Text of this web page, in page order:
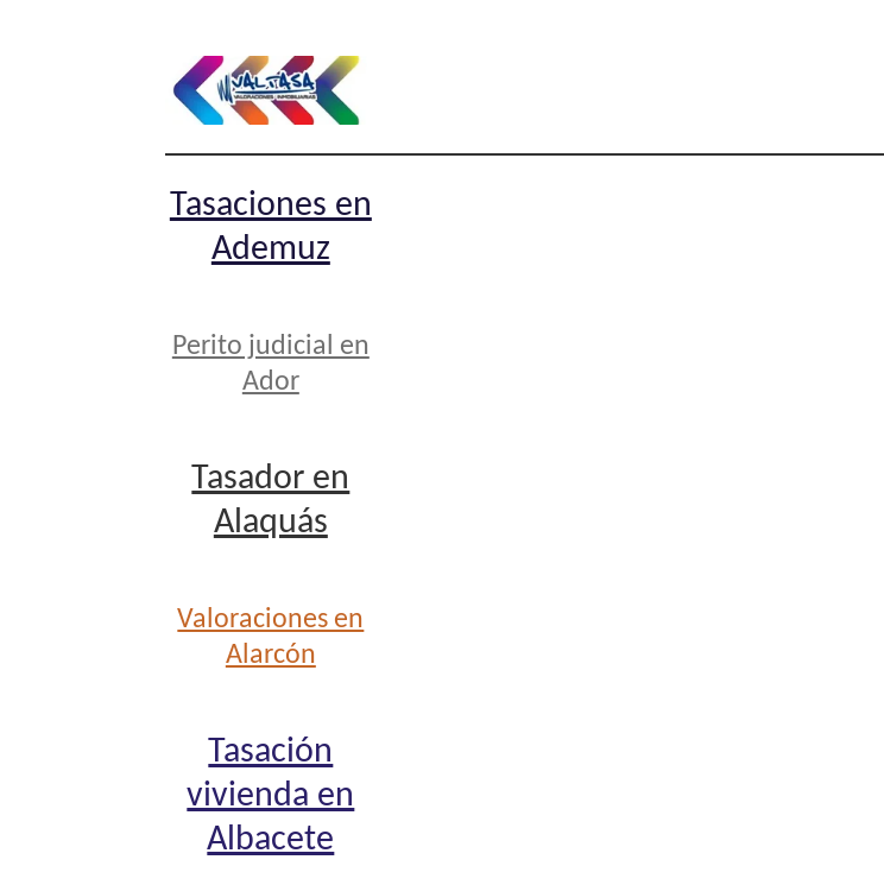
Tasaciones en
Ademuz
Perito judicial en
Ador
Tasador en
Alaquás
Valoraciones en
Alarcón
Tasación
vivienda en
Albacete